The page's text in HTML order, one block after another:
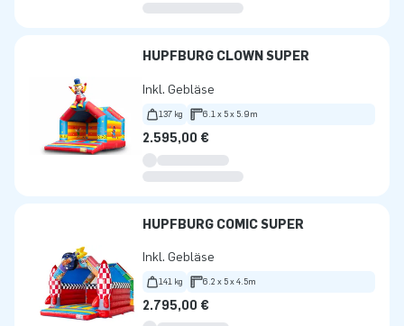
HÜPFBURG CLOWN SUPER
Inkl. Gebläse
137 kg 6.1 x 5 x 5.9m
2.595,00 €
HÜPFBURG COMIC SUPER
Inkl. Gebläse
141 kg 6.2 x 5 x 4.5m
2.795,00 €